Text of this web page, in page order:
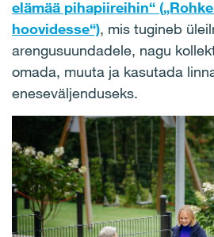
elämää pihapiireihin“
hoovidesse“), mis tugineb
arengusuundadele, nagu
omada, muuta ja kasutada
eneseväljenduseks.